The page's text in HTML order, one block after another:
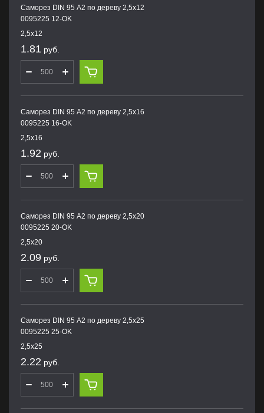
Саморез DIN 95 А2 по дереву 2,5х12
0095225 12-OK
2,5х12
1.81 руб.
Саморез DIN 95 А2 по дереву 2,5х16
0095225 16-OK
2,5х16
1.92 руб.
Саморез DIN 95 А2 по дереву 2,5х20
0095225 20-OK
2,5х20
2.09 руб.
Саморез DIN 95 А2 по дереву 2,5х25
0095225 25-OK
2,5х25
2.22 руб.